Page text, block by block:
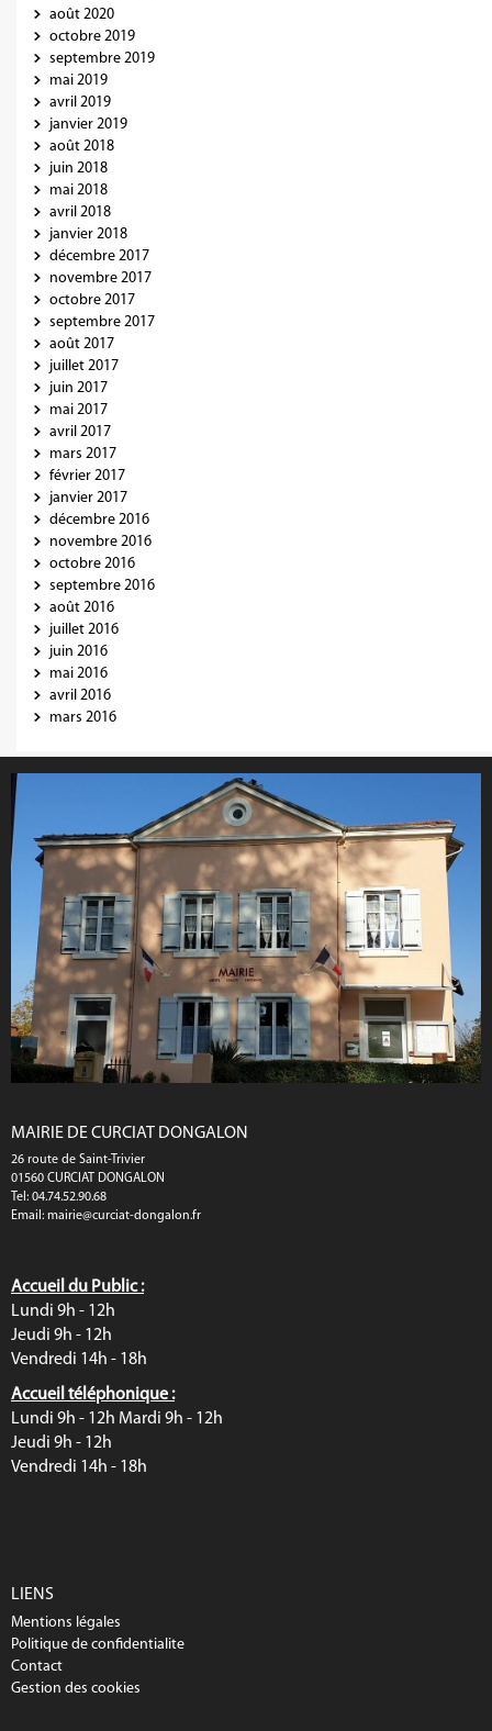
août 2020
octobre 2019
septembre 2019
mai 2019
avril 2019
janvier 2019
août 2018
juin 2018
mai 2018
avril 2018
janvier 2018
décembre 2017
novembre 2017
octobre 2017
septembre 2017
août 2017
juillet 2017
juin 2017
mai 2017
avril 2017
mars 2017
février 2017
janvier 2017
décembre 2016
novembre 2016
octobre 2016
septembre 2016
août 2016
juillet 2016
juin 2016
mai 2016
avril 2016
mars 2016
MAIRIE DE CURCIAT DONGALON
26 route de Saint-Trivier
01560 CURCIAT DONGALON
Tel: 04.74.52.90.68
Email: mairie@curciat-dongalon.fr
Accueil du Public :
Lundi 9h - 12h
Jeudi 9h - 12h
Vendredi 14h - 18h
Accueil téléphonique :
Lundi 9h - 12h Mardi 9h - 12h
Jeudi 9h - 12h
Vendredi 14h - 18h
LIENS
Mentions légales
Politique de confidentialite
Contact
Gestion des cookies